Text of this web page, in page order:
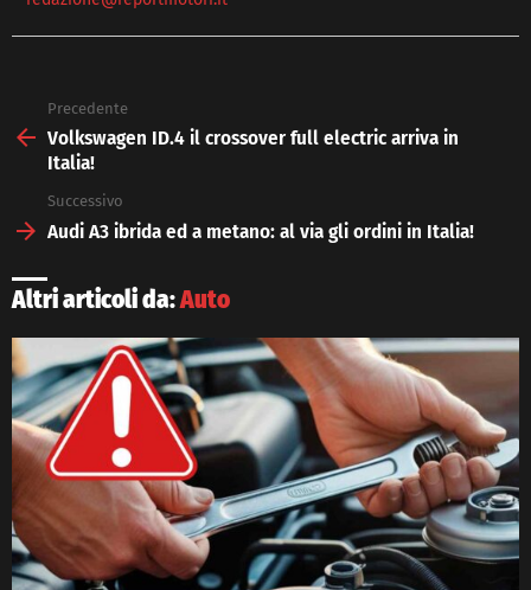
more
Precedente
Volkswagen ID.4 il crossover full electric arriva in
Italia!
Successivo
Audi A3 ibrida ed a metano: al via gli ordini in Italia!
Altri articoli da:Auto